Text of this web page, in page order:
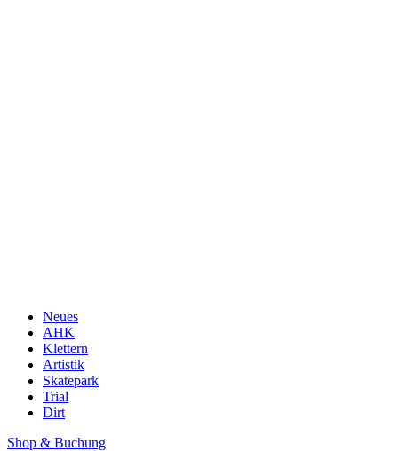
Neues
AHK
Klettern
Artistik
Skatepark
Trial
Dirt
Shop & Buchung